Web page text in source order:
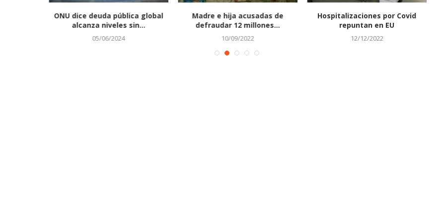
ONU dice deuda pública global
alcanza niveles sin...
05/06/2024
Madre e hija acusadas de
defraudar 12 millones...
10/09/2022
Hospitalizaciones por Covid
repuntan en EU
12/12/2022
REGULARIZACIÓN PARCELARIA.
REGULARIZACIÓN PARCELARIA.